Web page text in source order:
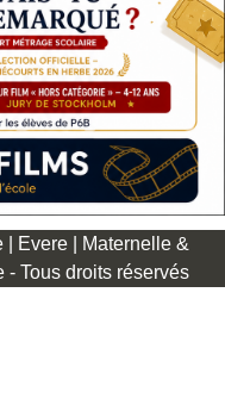
Evere | Maternelle &
- Tous droits réservés